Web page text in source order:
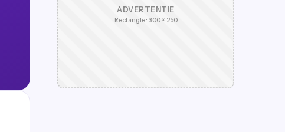
ADVERTENTIE
Rectangle · 300 × 250